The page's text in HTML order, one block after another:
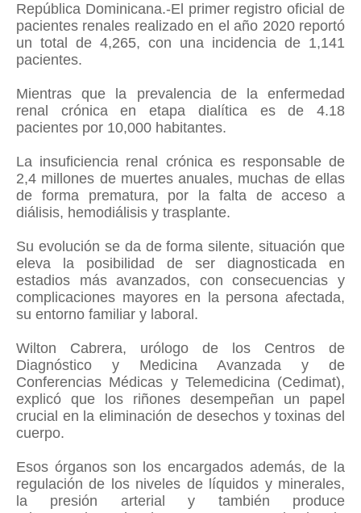
República Dominicana.-El primer registro oficial de
pacientes renales realizado en el año 2020 reportó
un total de 4,265, con una incidencia de 1,141
pacientes.
Mientras que la prevalencia de la enfermedad
renal crónica en etapa dialítica es de 4.18
pacientes por 10,000 habitantes.
La insuficiencia renal crónica es responsable de
2,4 millones de muertes anuales, muchas de ellas
de forma prematura, por la falta de acceso a
diálisis, hemodiálisis y trasplante.
Su evolución se da de forma silente, situación que
eleva la posibilidad de ser diagnosticada en
estadios más avanzados, con consecuencias y
complicaciones mayores en la persona afectada,
su entorno familiar y laboral.
Wilton Cabrera, urólogo de los Centros de
Diagnóstico y Medicina Avanzada y de
Conferencias Médicas y Telemedicina (Cedimat),
explicó que los riñones desempeñan un papel
crucial en la eliminación de desechos y toxinas del
cuerpo.
Esos órganos son los encargados además, de la
regulación de los niveles de líquidos y minerales,
la presión arterial y también produce